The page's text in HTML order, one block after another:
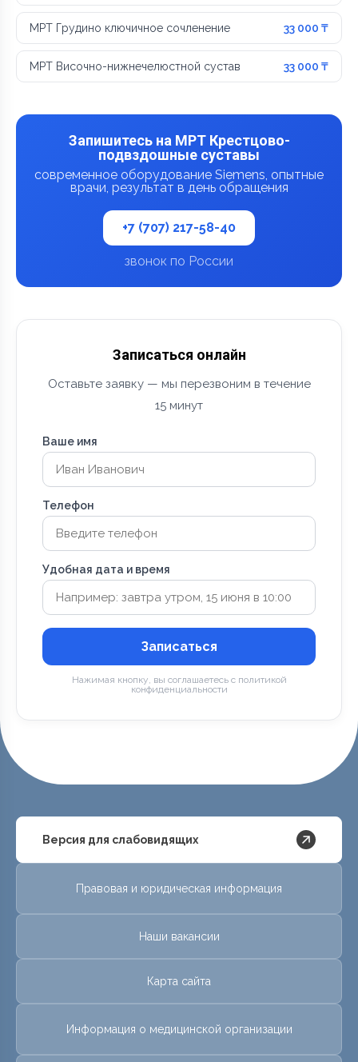
МРТ Грудино ключичное сочленение 33 000 ₸
МРТ Височно-нижнечелюстной сустав 33 000 ₸
Запишитесь на МРТ Крестцово-
подвздошные суставы
современное оборудование Siemens, опытные
врачи, результат в день обращения
+7 (707) 217-58-40
звонок по России
Записаться онлайн
Оставьте заявку — мы перезвоним в течение
15 минут
Ваше имя
Телефон
Удобная дата и время
Записаться
Нажимая кнопку, вы соглашаетесь с политикой
конфиденциальности
Версия для слабовидящих
Правовая и юридическая информация
Наши вакансии
Карта сайта
Информация о медицинской организации